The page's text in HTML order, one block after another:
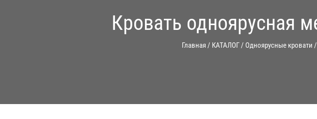
Кровать одноярусная
Главная / КАТАЛОГ/ Одноярусные кровати /